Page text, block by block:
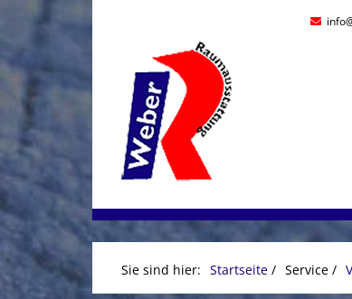
Sie sind hier: Startseite / Service /